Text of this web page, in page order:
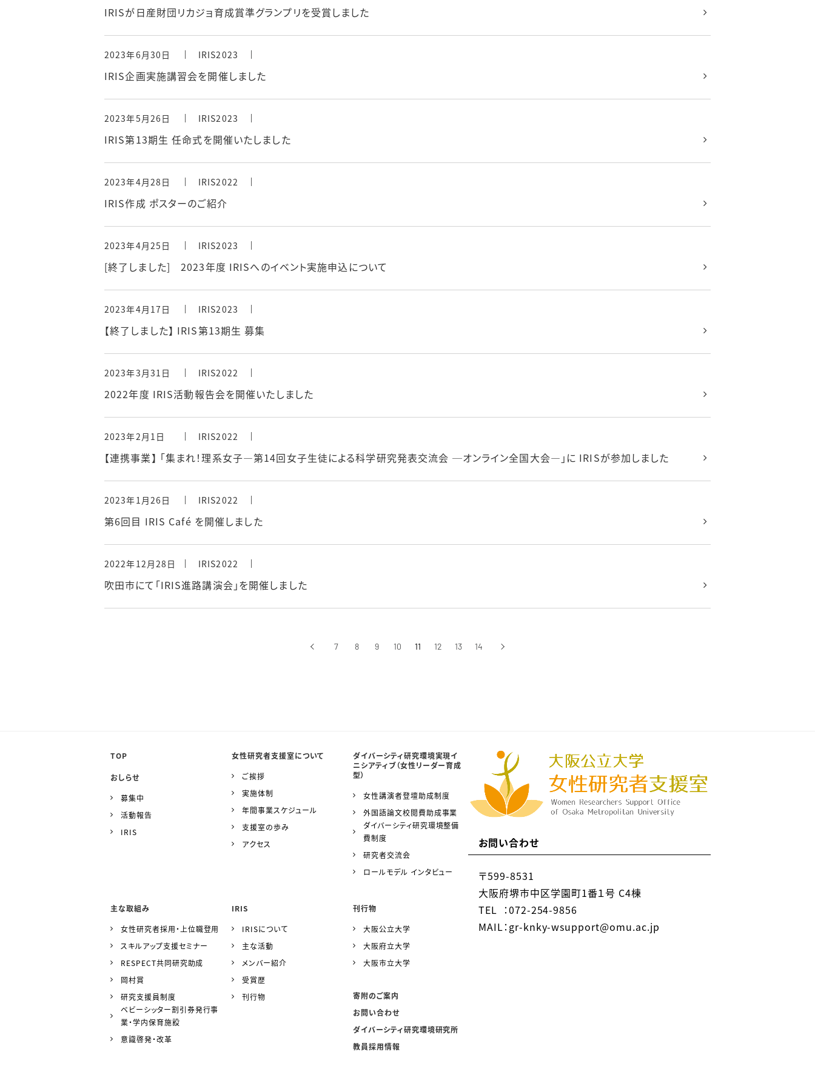
IRISが日産財団リカジョ育成賞準グランプリを受賞しました
2023年6月30日 IRIS2023
IRIS企画実施講習会を開催しました
2023年5月26日 IRIS2023
IRIS第13期生 任命式を開催いたしました
2023年4月28日 IRIS2022
IRIS作成 ポスターのご紹介
2023年4月25日 IRIS2023
[終了しました] 2023年度 IRISへのイベント実施申込について
2023年4月17日 IRIS2023
【終了しました】 IRIS第13期生 募集
2023年3月31日 IRIS2022
2022年度 IRIS活動報告会を開催いたしました
2023年2月1日 IRIS2022
【連携事業】 「集まれ！理系女子―第14回女子生徒による科学研究発表交流会 ─オンライン全国大会―」に IRISが参加しました
2023年1月26日 IRIS2022
第6回目 IRIS Café を開催しました
2022年12月28日 IRIS2022
吹田市にて「IRIS進路講演会」を開催しました
‹前へ 7 8 9 10 11 12 13 14 ›次へ
TOP
おしらせ
募集中
活動報告
IRIS
女性研究者支援室について
ご挨拶
実施体制
年間事業スケジュール
支援室の歩み
アクセス
ダイバーシティ研究環境実現イ
ニシアティブ（女性リーダー育成
型）
女性講演者登壇助成制度
外国語論文校閲費助成事業
ダイバーシティ研究環境整備
費制度
研究者交流会
ロールモデル インタビュー
主な取組み
女性研究者採用・上位職登用
スキルアップ支援セミナー
RESPECT共同研究助成
岡村賞
研究支援員制度
ベビーシッター割引券発行事
業・学内保育施設
意識啓発・改革
IRIS
IRISについて
主な活動
メンバー紹介
受賞歴
刊行物
刊行物
大阪公立大学
大阪府立大学
大阪市立大学
寄附のご案内
お問い合わせ
ダイバーシティ研究環境研究所
教員採用情報
お問い合わせ
〒599-8531
大阪府堺市中区学園町1番１号 C4棟
TEL ：072-254-9856
MAIL：gr-knky-wsupport@omu.ac.jp